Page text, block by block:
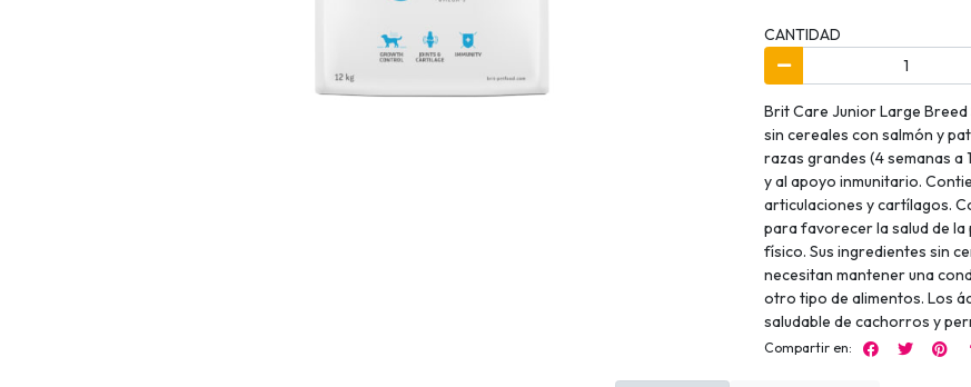
CANTIDAD
Brit Care Junior Large
sin cereales con salmón y
razas grandes (4 semanas a
y al apoyo inmunitario.
articulaciones y cartílagos.
para favorecer la salud de la
físico. Sus ingredientes sin
necesitan mantener una
otro tipo de alimentos. Los
saludable de cachorros y
Compartir en: